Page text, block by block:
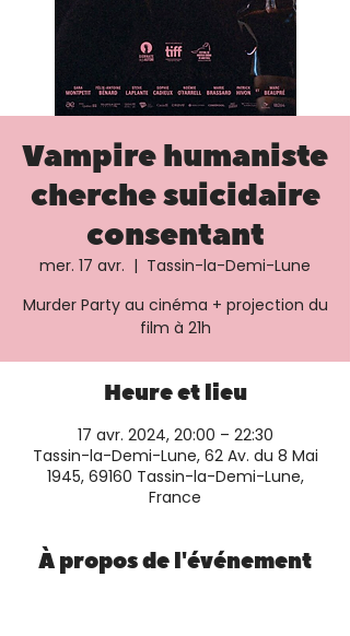
Vampire humaniste
cherche suicidaire
consentant
mer. 17 avr.
  |
Tassin-la-Demi-Lune
Murder Party au cinéma + projection du
film à 21h
Heure et lieu
17 avr. 2024, 20:00 – 22:30
Tassin-la-Demi-Lune, 62 Av. du 8 Mai
1945, 69160 Tassin-la-Demi-Lune,
France
À propos de l'événement